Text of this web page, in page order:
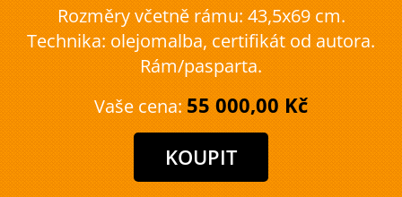
Rozměry včetně rámu: 43,5x69 cm.
Technika: olejomalba, certifikát od autora.
Rám/pasparta.
Vaše cena: 55 000,00 Kč